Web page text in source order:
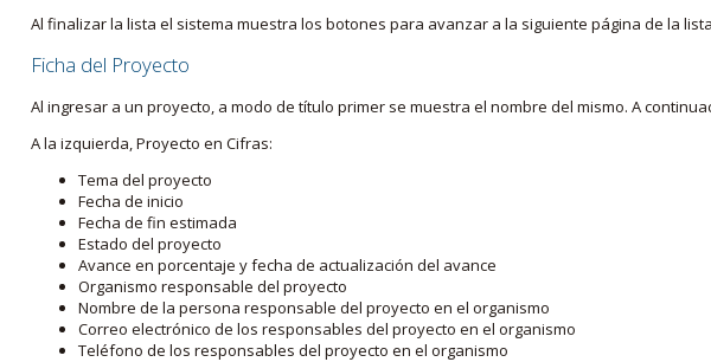
Al finalizar la lista el sistema muestra los botones para avanzar a la siguiente página de la
Ficha del Proyecto
Al ingresar a un proyecto, a modo de título primer se muestra el nombre del mismo. A
A la izquierda, Proyecto en Cifras:
Tema del proyecto
Fecha de inicio
Fecha de fin estimada
Estado del proyecto
Avance en porcentaje y fecha de actualización del avance
Organismo responsable del proyecto
Nombre de la persona responsable del proyecto en el organismo
Correo electrónico de los responsables del proyecto en el organismo
Teléfono de los responsables del proyecto en el organismo